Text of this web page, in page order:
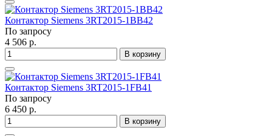
Контактор Siemens 3RT2015-1BB42
По запросу
4 506 р.
В корзину
Контактор Siemens 3RT2015-1FB41
По запросу
6 450 р.
В корзину